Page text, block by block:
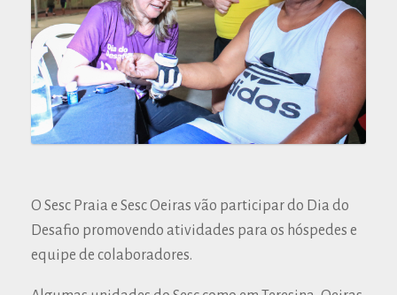
O Sesc Praia e Sesc Oeiras vão participar do Dia do
Desafio promovendo atividades para os hóspedes e
equipe de colaboradores.